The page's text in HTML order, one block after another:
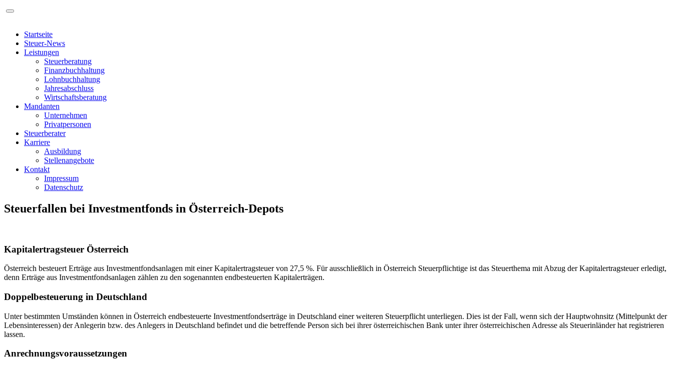
Startseite
Steuer-News
Leistungen
Steuerberatung
Finanzbuchhaltung
Lohnbuchhaltung
Jahresabschluss
Wirtschaftsberatung
Mandanten
Unternehmen
Privatpersonen
Steuerberater
Karriere
Ausbildung
Stellenangebote
Kontakt
Impressum
Datenschutz
Steuerfallen bei Investmentfonds in Österreich-Depots
Kapitalertragsteuer Österreich
Österreich besteuert Erträge aus Investmentfondsanlagen mit einer Kapitalertragsteuer von 27,5 %. Für ausschließlich in Österreich Steuerpflichtige ist das Steuerthema mit Abzug der Kapitalertragsteuer erledigt,
denn Erträge aus Investmentfondsanlagen zählen zu den sogenannten endbesteuerten Kapitalerträgen.
Doppelbesteuerung in Deutschland
Unter bestimmten Umständen können in Österreich endbesteuerte Investmentfondserträge in Deutschland einer weiteren Steuerpflicht unterliegen. Dies ist der Fall, wenn sich der Hauptwohnsitz (Mittelpunkt der
Lebensinteressen) der Anlegerin bzw. des Anlegers in Deutschland befindet und die betreffende Person sich bei ihrer österreichischen Bank unter ihrer österreichischen Adresse als Steuerinländer hat registrieren
lassen.
Anrechnungsvoraussetzungen